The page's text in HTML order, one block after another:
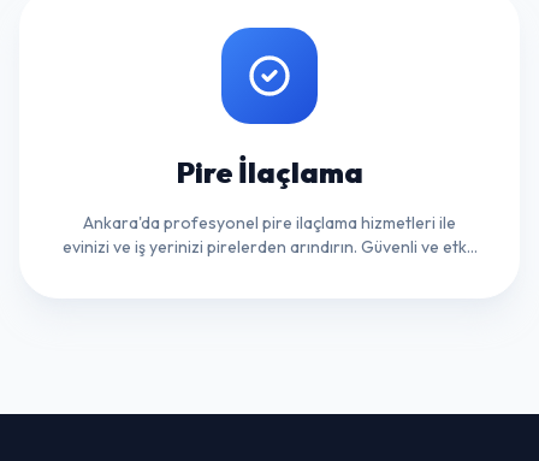
Pire İlaçlama
Ankara'da profesyonel pire ilaçlama hizmetleri ile
evinizi ve iş yerinizi pirelerden arındırın. Güvenli ve etkili